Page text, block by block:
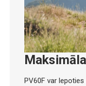
PV60F var